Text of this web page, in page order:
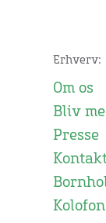
Erhverv:
Om os
Bliv
Presse
Kolofon